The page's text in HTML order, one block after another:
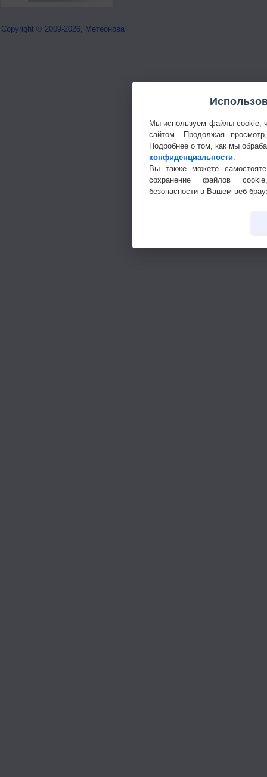
Copyright © 2009-2026, Метеонова
Мы используем файлы cookie,
сайтом. Продолжая
Подробнее о том, как мы
конфиденциальности
Вы также можете
сохранение файлов
безопасности в Вашем веб-